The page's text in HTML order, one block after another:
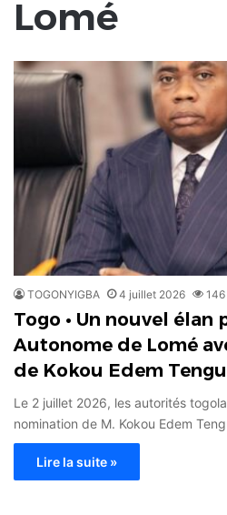
Lomé
TOGONYIGBA 4 juillet 2026 146
Togo • Un nouvel élan
Autonome de Lomé
de Kokou Edem
Le 2 juillet 2026, les autorités
nomination de M. Kokou Edem
Lire la suite »